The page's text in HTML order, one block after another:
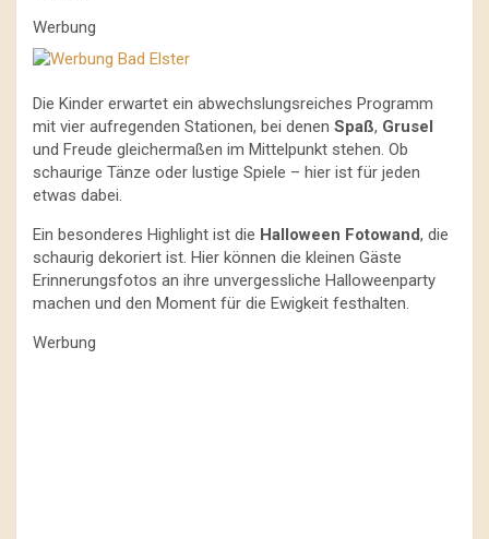
Werbung
Die Kinder erwartet ein abwechslungsreiches Programm
mit vier aufregenden Stationen, bei denen Spaß, Grusel
und Freude gleichermaßen im Mittelpunkt stehen. Ob
schaurige Tänze oder lustige Spiele – hier ist für jeden
etwas dabei.
Ein besonderes Highlight ist die Halloween Fotowand, die
schaurig dekoriert ist. Hier können die kleinen Gäste
Erinnerungsfotos an ihre unvergessliche Halloweenparty
machen und den Moment für die Ewigkeit festhalten.
Werbung